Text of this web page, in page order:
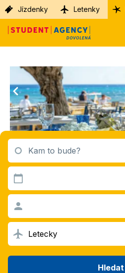
Jízdenky Letenky
Kam to bude?
Letecky
Hledat